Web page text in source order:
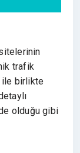
trafik
ile birlikte
olduğu gibi